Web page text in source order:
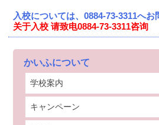
入校については、0884-73-3311へお
关于入校 请致电0884-73-3311咨询
かいふについて
学校案内
キャンペーン